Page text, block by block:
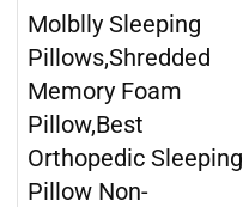
Molblly Sleeping
Pillows,Shredded
Memory Foam
Pillow,Best
Orthopedic Sleeping
Pillow Non-